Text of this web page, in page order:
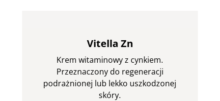
Vitella Zn
Krem witaminowy z cynkiem.
Przeznaczony do regeneracji
podrażnionej lub lekko uszkodzonej
skóry.